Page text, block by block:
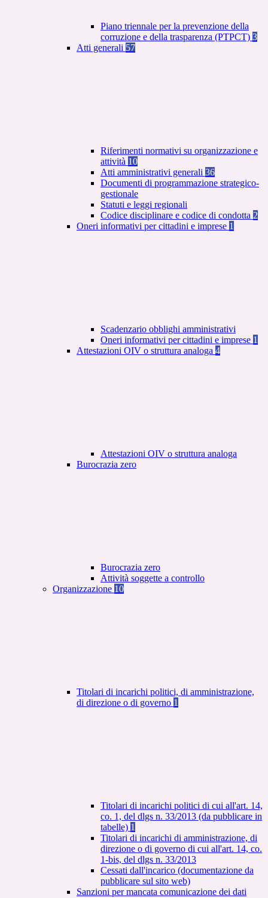
Piano triennale per la prevenzione della
corruzione e della trasparenza (PTPCT) 3
Atti generali 57
Riferimenti normativi su organizzazione e
attività 10
Atti amministrativi generali 36
Documenti di programmazione strategico-
gestionale
Statuti e leggi regionali
Codice disciplinare e codice di condotta 2
Oneri informativi per cittadini e imprese 1
Scadenzario obblighi amministrativi
Oneri informativi per cittadini e imprese 1
Attestazioni OIV o struttura analoga 4
Attestazioni OIV o struttura analoga
Burocrazia zero
Burocrazia zero
Attività soggette a controllo
Organizzazione 10
Titolari di incarichi politici, di amministrazione,
di direzione o di governo 1
Titolari di incarichi politici di cui all'art. 14,
co. 1, del dlgs n. 33/2013 (da pubblicare in
tabelle) 1
Titolari di incarichi di amministrazione, di
direzione o di governo di cui all'art. 14, co.
1-bis, del dlgs n. 33/2013
Cessati dall'incarico (documentazione da
pubblicare sul sito web)
Sanzioni per mancata comunicazione dei dati